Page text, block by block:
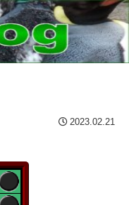
2023.02.21